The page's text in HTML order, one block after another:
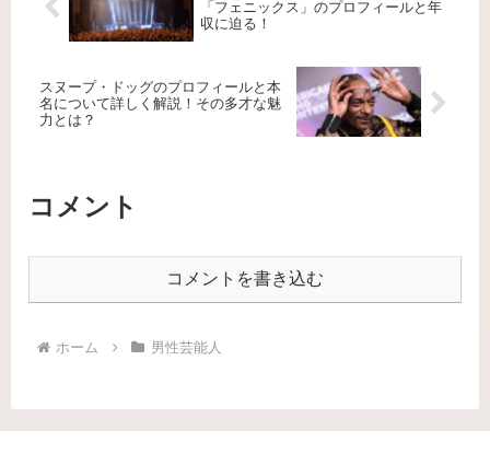
「フェニックス」のプロフィールと年
収に迫る！
スヌープ・ドッグのプロフィールと本
名について詳しく解説！その多才な魅
力とは？
コメント
コメントを書き込む
ホーム 男性芸能人